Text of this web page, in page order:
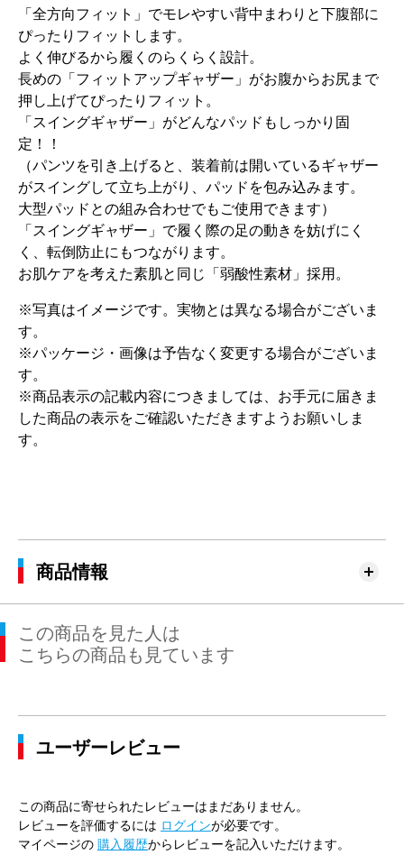
「全方向フィット」でモレやすい背中まわりと下腹部に
ぴったりフィットします。
よく伸びるから履くのらくらく設計。
長めの「フィットアップギャザー」がお腹からお尻まで
押し上げてぴったりフィット。
「スイングギャザー」がどんなパッドもしっかり固
定！！
（パンツを引き上げると、装着前は開いているギャザー
がスイングして立ち上がり、パッドを包み込みます。
大型パッドとの組み合わせでもご使用できます）
「スイングギャザー」で履く際の足の動きを妨げにく
く、転倒防止にもつながります。
お肌ケアを考えた素肌と同じ「弱酸性素材」採用。
※写真はイメージです。実物とは異なる場合がございま
す。
※パッケージ・画像は予告なく変更する場合がございま
す。
※商品表示の記載内容につきましては、お手元に届きま
した商品の表示をご確認いただきますようお願いしま
す。
商品情報
この商品を見た人は
こちらの商品も見ています
ユーザーレビュー
この商品に寄せられたレビューはまだありません。
レビューを評価するには ログインが必要です。
マイページの 購入履歴からレビューを記入いただけます。